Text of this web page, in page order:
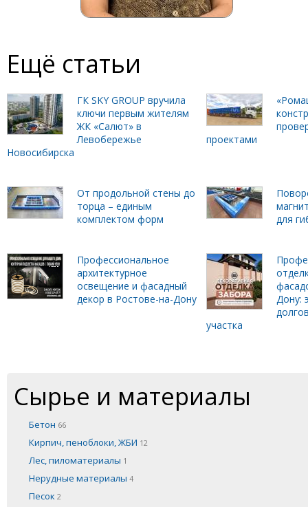
Ещё статьи
ГК SKY GROUP вручила
ключи первым жителям
ЖК «Салют» в
Левобережье
Новосибирска
проектами
От продольной стены до
торца – единым
комплектом форм
для
Профессиональное
архитектурное
освещение и фасадный
декор в Ростове-на-Дону
Дону:
участка
Сырье и материалы
Бетон 66
Кирпич, пеноблоки, ЖБИ 12
Лес, пиломатериалы 1
Нерудные материалы 4
Песок 2